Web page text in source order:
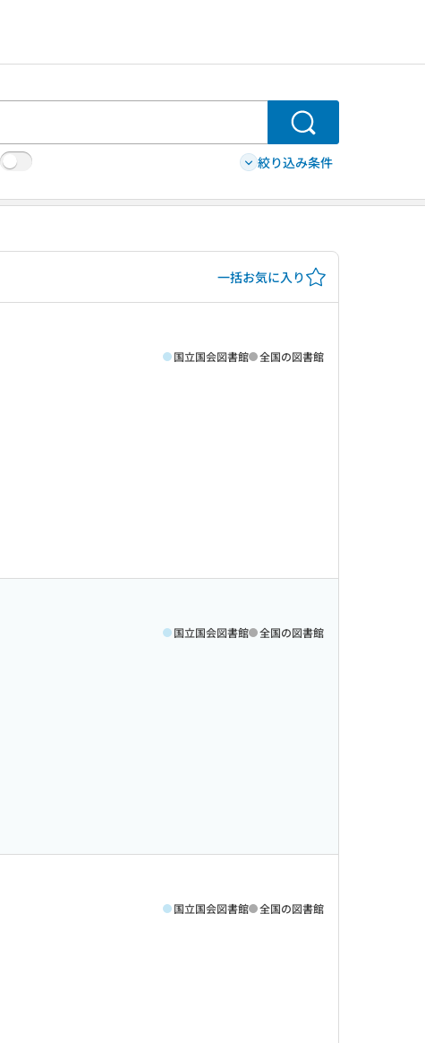
検索
絞り込み条件
一括お気に入り
国立国会図書館 全国の図書館
国立国会図書館 全国の図書館
国立国会図書館 全国の図書館